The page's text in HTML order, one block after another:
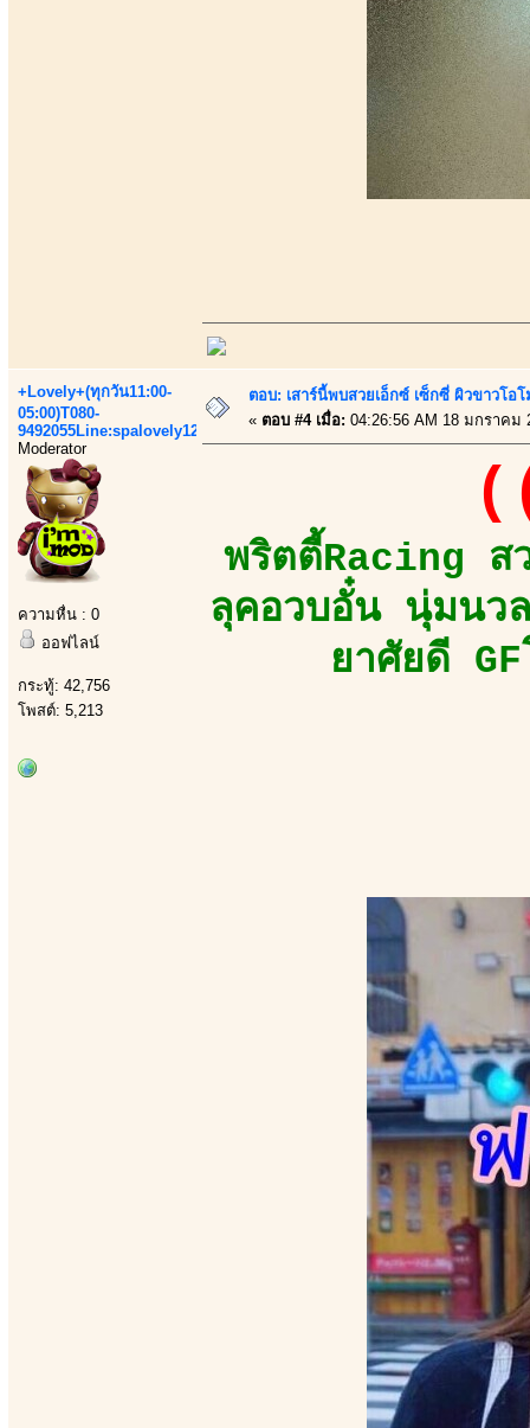
+Lovely+(ทุกวัน11:00-
05:00)T080-
9492055Line:spalovely123
Moderator
ความหื่น : 0
ออฟไลน์
กระทู้: 42,756
โพสต์: 5,213
ตอบ: เสาร์นี้พบสวยเอ็กซ์ เซ็กซี่ ผิวขาวโ
« ตอบ #4 เมื่อ: 04:26:56 AM 18 มกราคม
พริตตี้Racing ส
ลุคอวบอั๋น นุ่มนว
ยาศัยดี